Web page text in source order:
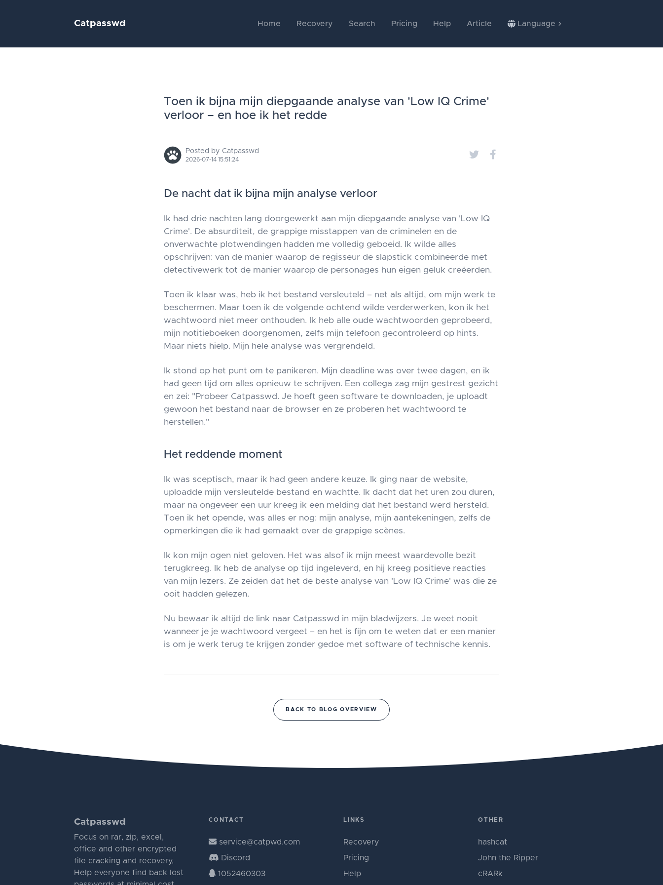
Catpasswd Home Recovery Search Pricing Help Article Language
Toen ik bijna mijn diepgaande analyse van 'Low IQ Crime'
verloor – en hoe ik het redde
Posted by Catpasswd
2026-07-14 15:51:24
De nacht dat ik bijna mijn analyse verloor
Ik had drie nachten lang doorgewerkt aan mijn diepgaande analyse van 'Low IQ
Crime'. De absurditeit, de grappige misstappen van de criminelen en de
onverwachte plotwendingen hadden me volledig geboeid. Ik wilde alles
opschrijven: van de manier waarop de regisseur de slapstick combineerde met
detectivewerk tot de manier waarop de personages hun eigen geluk creëerden.
Toen ik klaar was, heb ik het bestand versleuteld – net als altijd, om mijn werk te
beschermen. Maar toen ik de volgende ochtend wilde verderwerken, kon ik het
wachtwoord niet meer onthouden. Ik heb alle oude wachtwoorden geprobeerd,
mijn notitieboeken doorgenomen, zelfs mijn telefoon gecontroleerd op hints.
Maar niets hielp. Mijn hele analyse was vergrendeld.
Ik stond op het punt om te panikeren. Mijn deadline was over twee dagen, en ik
had geen tijd om alles opnieuw te schrijven. Een collega zag mijn gestrest gezicht
en zei: "Probeer Catpasswd. Je hoeft geen software te downloaden, je uploadt
gewoon het bestand naar de browser en ze proberen het wachtwoord te
herstellen."
Het reddende moment
Ik was sceptisch, maar ik had geen andere keuze. Ik ging naar de website,
uploadde mijn versleutelde bestand en wachtte. Ik dacht dat het uren zou duren,
maar na ongeveer een uur kreeg ik een melding dat het bestand werd hersteld.
Toen ik het opende, was alles er nog: mijn analyse, mijn aantekeningen, zelfs de
opmerkingen die ik had gemaakt over de grappige scènes.
Ik kon mijn ogen niet geloven. Het was alsof ik mijn meest waardevolle bezit
terugkreeg. Ik heb de analyse op tijd ingeleverd, en hij kreeg positieve reacties
van mijn lezers. Ze zeiden dat het de beste analyse van 'Low IQ Crime' was die ze
ooit hadden gelezen.
Nu bewaar ik altijd de link naar Catpasswd in mijn bladwijzers. Je weet nooit
wanneer je je wachtwoord vergeet – en het is fijn om te weten dat er een manier
is om je werk terug te krijgen zonder gedoe met software of technische kennis.
BACK TO BLOG OVERVIEW
Catpasswd
Focus on rar, zip, excel,
office and other encrypted
file cracking and recovery,
Help everyone find back lost
CONTACT
service@catpwd.com
Discord
1052460303
LINKS
Recovery
Pricing
Help
OTHER
hashcat
John the Ripper
cRARk